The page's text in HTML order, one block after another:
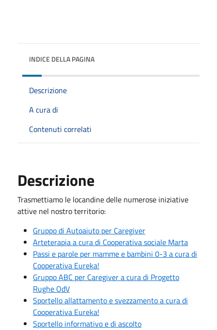
INDICE DELLA PAGINA
Descrizione
A cura di
Contenuti correlati
Descrizione
Trasmettiamo le locandine delle numerose iniziative
attive nel nostro territorio:
Gruppo di Autoaiuto per Caregiver
Arteterapia a cura di Cooperativa sociale Marta
Passi e parole per mamme e bambini 0-3 a cura di
Cooperativa Eureka!
Gruppo ABC per Caregiver a cura di Progetto
Rughe OdV
Sportello allattamento e svezzamento a cura di
Cooperativa Eureka!
Sportello informativo e di ascolto